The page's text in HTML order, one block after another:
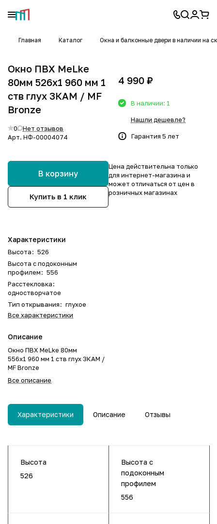
Главная Каталог Окна и балконные двери в наличии на
Окно ПВХ MeLke
80мм 526х1 960 мм 1
ств глух 3КАМ / MF
Bronze
0
Нет отзывов
Арт. НФ-00004074
В корзину
Купить в 1 клик
Характеристики
Высота: 526
Высота с подоконным
профилем: 556
Расстекловка:
одностворчатое
Тип открывания: глухое
Все характеристики
Описание
Окно ПВХ MeLke 80мм
556х1 960 мм 1 ств глух 3КАМ /
MF Bronze
Все описание
4 990 ₽
В наличии: 1
Нашли дешевле?
Гарантия 5 лет
Цена действительна только
для интернет-магазина и
может отличаться от цен в
розничных магазинах
Характеристики Описание Отзывы
Высота
526
Высота с
подоконным
профилем
556